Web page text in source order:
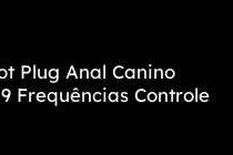
Plug Anal Canino
Frequências Controle